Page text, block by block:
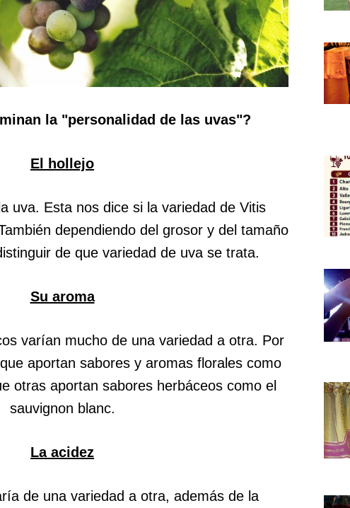
la "personalidad de las uvas"?
El hollejo
uva. Esta nos dice si la variedad de Vitis
dependiendo del grosor y del tamaño
de que variedad de uva se trata.
Su aroma
varían mucho de una variedad a otra. Por
aportan sabores y aromas florales como
otras aportan sabores herbáceos como el
sauvignon blanc.
La acidez
de una variedad a otra, además de la